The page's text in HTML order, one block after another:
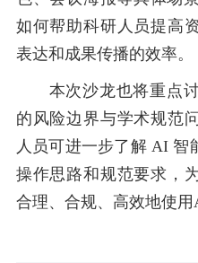
如何帮助科研人员提高
表达和成果传播的效率。
本次沙龙也将重点
的风险边界与学术规范
人员可进一步了解 AI 智
操作思路和规范要求，
合理、合规、高效地使用